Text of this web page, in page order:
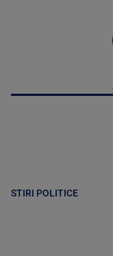
STIRI POLITICE